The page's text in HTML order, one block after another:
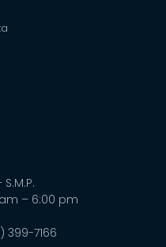
– 6:00 pm
399-7166